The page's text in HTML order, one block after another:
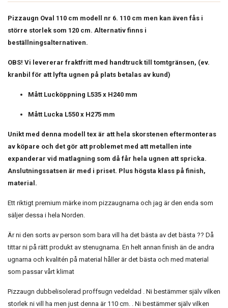
Pizzaugn Oval 110 cm modell nr 6. 110 cm men kan även fås i
större storlek som 120 cm. Alternativ finns i
beställningsalternativen.
OBS! Vi levererar fraktfritt med handtruck till tomtgränsen, (ev.
kranbil för att lyfta ugnen på plats betalas av kund)
Mått Lucköppning L535 x H240 mm
Mått Lucka L550 x H275 mm
Unikt med denna modell tex är att hela skorstenen eftermonteras
av köpare och det gör att problemet med att metallen inte
expanderar vid matlagning som då får hela ugnen att spricka.
Anslutningssatsen är med i priset. Plus högsta klass på finish,
material.
Ett riktigt premium märke inom pizzaugnarna och jag är den enda som
säljer dessa i hela Norden.
Är ni den sorts av person som bara vill ha det bästa av det bästa ?? Då
tittar ni på rätt produkt av stenugnarna. En helt annan finish än de andra
ugnarna och kvalitén på material håller är det bästa och med material
som passar vårt klimat
Pizzaugn dubbelisolerad proffsugn vedeldad . Ni bestämmer själv vilken
storlek ni vill ha men just denna är 110 cm. . Ni bestämmer själv vilken